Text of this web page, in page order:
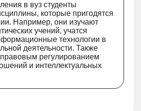
в вуз студенты
которые пригодятся
Например, они изучают
учений, учатся
технологии в
деятельности. Также
правовым регулированием
и интеллектуальных